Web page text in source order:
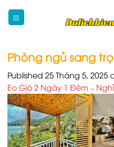
Phòng ngủ sang
Published 25 Tháng 5, 2025
Eo Gió 2 Ngày 1 Đêm –